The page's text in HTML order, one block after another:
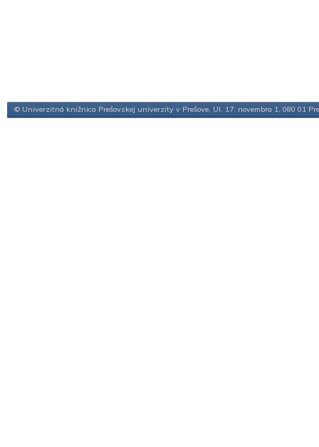
© Univerzitná knižnica Prešovskej univerzity v Prešove, Ul. 17. novembra 1, 080 01